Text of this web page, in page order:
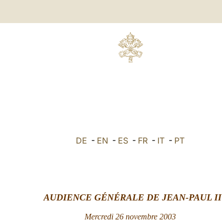
DE - EN - ES - FR - IT - PT
AUDIENCE GÉNÉRALE DE JEAN-PAUL II
Mercredi 26 novembre 2003